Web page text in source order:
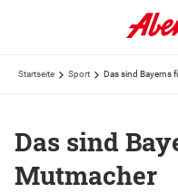
Startseite Sport Das sind Bayerns
Das sind
Mutmacher